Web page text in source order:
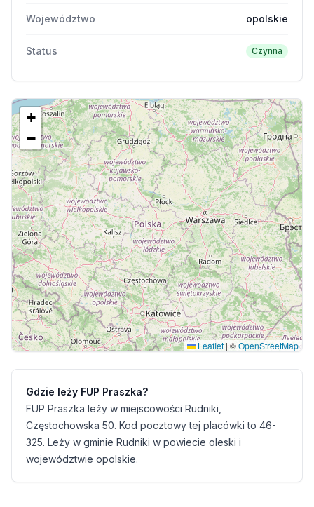
Województwo opolskie
Status Czynna
+
−
Leaflet | ©OpenStreetMap
Gdzie leży FUP Praszka?
FUP Praszka leży w miejscowości Rudniki,
Częstochowska 50. Kod pocztowy tej placówki to 46-
325. Leży w gminie Rudniki w powiecie oleski i
województwie opolskie.